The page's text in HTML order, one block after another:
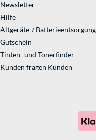
Newsletter
Hilfe
Altgeräte-/ Batterieentsorgung
Gutschein
Tinten- und Tonerfinder
Kunden fragen Kunden